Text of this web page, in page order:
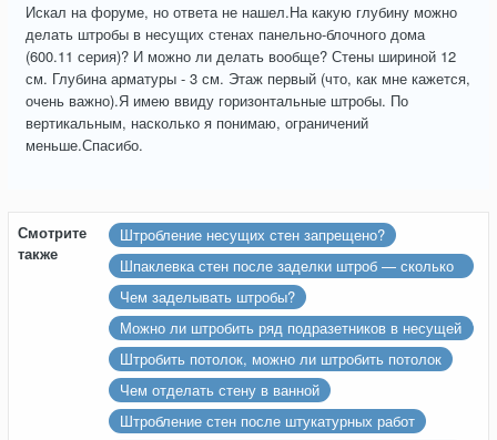
Искал на форуме, но ответа не нашел.На какую глубину можно
делать штробы в несущих стенах панельно-блочного дома
(600.11 серия)? И можно ли делать вообще? Стены шириной 12
см. Глубина арматуры - 3 см. Этаж первый (что, как мне кажется,
очень важно).Я имею ввиду горизонтальные штробы. По
вертикальным, насколько я понимаю, ограничений
меньше.Спасибо.
Смотрите
также
Штробление несущих стен запрещено?
Шпаклевка стен после заделки штроб — сколько
слоев?
Чем заделывать штробы?
Можно ли штробить ряд подразетников в несущей
стене
Штробить потолок, можно ли штробить потолок
Чем отделать стену в ванной
Штробление стен после штукатурных работ